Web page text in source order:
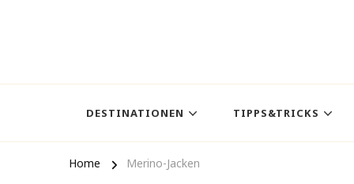
DESTINATIONEN TIPPS&TRICKS
Home Merino-Jacken